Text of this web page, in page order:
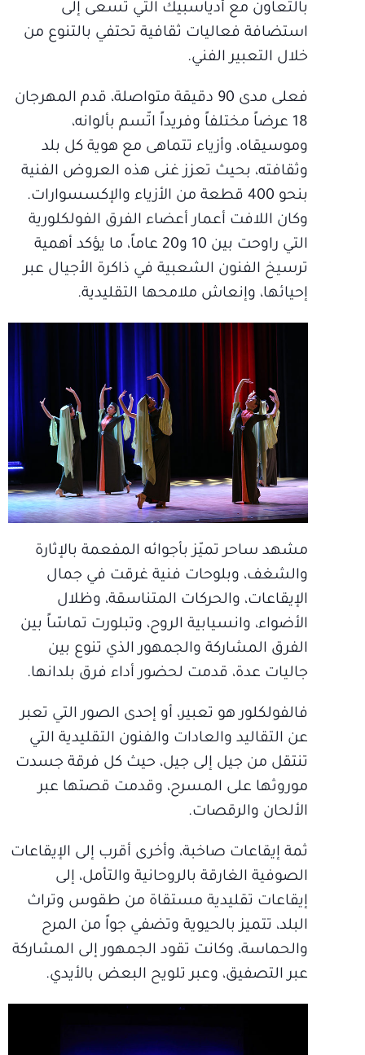
بالتعاون مع أدياسبيك التي تسعى إلى
استضافة فعاليات ثقافية تحتفي بالتنوع من
خلال التعبير الفني.
فعلى مدى 90 دقيقة متواصلة، قدم المهرجان
18 عرضاً مختلفاً وفريداً اتّسم بألوانه،
وموسيقاه، وأزياء تتماهى مع هوية كل بلد
وثقافته، بحيث تعزز غنى هذه العروض الفنية
بنحو 400 قطعة من الأزياء والإكسسوارات.
وكان اللافت أعمار أعضاء الفرق الفولكلورية
التي راوحت بين 10 و20 عاماً، ما يؤكد أهمية
ترسيخ الفنون الشعبية في ذاكرة الأجيال عبر
إحيائها، وإنعاش ملامحها التقليدية.
مشهد ساحر تميّز بأجوائه المفعمة بالإثارة
والشغف، وبلوحات فنية غرقت في جمال
الإيقاعات، والحركات المتناسقة، وظلال
الأضواء، وانسيابية الروح، وتبلورت تماسّاً بين
الفرق المشاركة والجمهور الذي تنوع بين
جاليات عدة، قدمت لحضور أداء فرق بلدانها.
فالفولكلور هو تعبير، أو إحدى الصور التي تعبر
عن التقاليد والعادات والفنون التقليدية التي
تنتقل من جيل إلى جيل، حيث كل فرقة جسدت
موروثها على المسرح، وقدمت قصتها عبر
الألحان والرقصات.
ثمة إيقاعات صاخبة، وأخرى أقرب إلى الإيقاعات
الصوفية الغارقة بالروحانية والتأمل، إلى
إيقاعات تقليدية مستقاة من طقوس وتراث
البلد، تتميز بالحيوية وتضفي جواً من المرح
والحماسة، وكانت تقود الجمهور إلى المشاركة
عبر التصفيق، وعبر تلويح البعض بالأيدي.